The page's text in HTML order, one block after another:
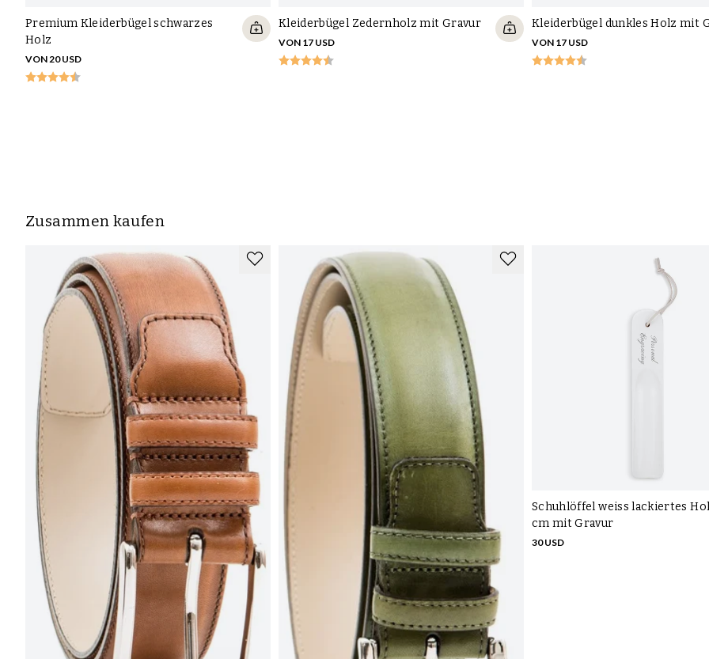
Premium Kleiderbügel schwarzes
Holz
VON 20 USD
Kleiderbügel Zedernholz mit Gravur
VON 17 USD
Kleiderbügel dunkles Holz mit
VON 17 USD
Zusammen kaufen
Schuhlöffel weiss lackiertes
cm mit Gravur
30 USD